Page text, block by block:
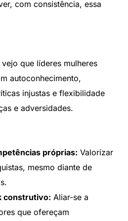
com consistência, essa
que líderes mulheres
autoconhecimento,
injustas e flexibilidade
e adversidades.
próprias: Valorizar
mesmo diante de
construtivo: Aliar-se a
que ofereçam